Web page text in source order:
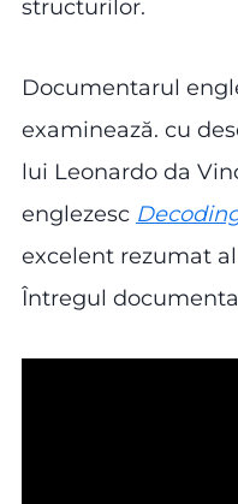
structurilor.
Documentarul
examinează. cu
lui Leonardo da
englezesc
excelent rezumat
Întregul